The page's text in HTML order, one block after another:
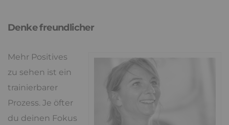
Denke freundlicher
Mehr Positives
zu sehen ist ein
trainierbarer
Prozess. Je öfter
du deinen Fokus